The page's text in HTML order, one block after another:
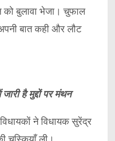
को बुलावा भेजा। चुफाल
बात कही और लौट
है मुद्दों पर मंथन
ने विधायक सुरेंद्र